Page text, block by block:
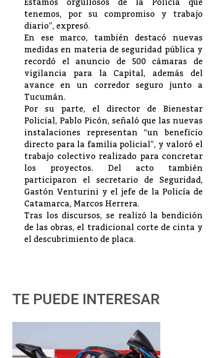
tenemos, por su compromiso y trabajo
diario”, expresó.
En ese marco, también destacó nuevas
medidas en materia de seguridad pública y
recordó el anuncio de 500 cámaras de
vigilancia para la Capital, además del
avance en un corredor seguro junto a
Tucumán.
Por su parte, el director de Bienestar
Policial, Pablo Picón, señaló que las nuevas
instalaciones representan “un beneficio
directo para la familia policial”, y valoró el
trabajo colectivo realizado para concretar
los proyectos. Del acto también
participaron el secretario de Seguridad,
Gastón Venturini y el jefe de la Policía de
Catamarca, Marcos Herrera.
Tras los discursos, se realizó la bendición
de las obras, el tradicional corte de cinta y
el descubrimiento de placa.
TE PUEDE INTERESAR